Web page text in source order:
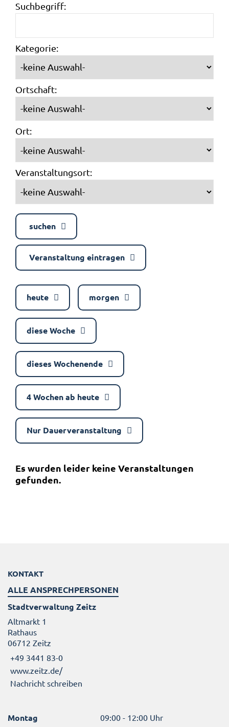
Suchbegriff:
Kategorie:
Ortschaft:
Ort:
Veranstaltungsort:
suchen
Veranstaltung eintragen
heute morgen
diese Woche
dieses Wochenende
4 Wochen ab heute
Nur Dauerveranstaltung
Es wurden leider keine Veranstaltungen
gefunden.
KONTAKT
ALLE ANSPRECHPERSONEN
Stadtverwaltung Zeitz
Altmarkt 1
Rathaus
06712 Zeitz
+49 3441 83-0
www.zeitz.de/
Nachricht schreiben
Montag 09:00 - 12:00 Uhr